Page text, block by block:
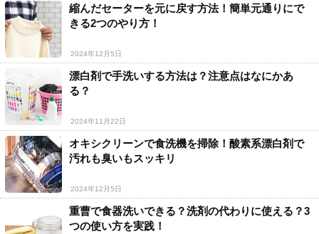
縮んだセーターを元に戻す方法！簡単元通りにで
きる2つのやり方！
2024年12月5日
漂白剤で手洗いする方法は？注意点はなにかあ
る？
2024年11月22日
オキシクリーンで食洗機を掃除！酸素系漂白剤で
汚れも臭いもスッキリ
2024年12月5日
重曹で食器洗いできる？洗剤の代わりに使える？3
つの使い方を実践！